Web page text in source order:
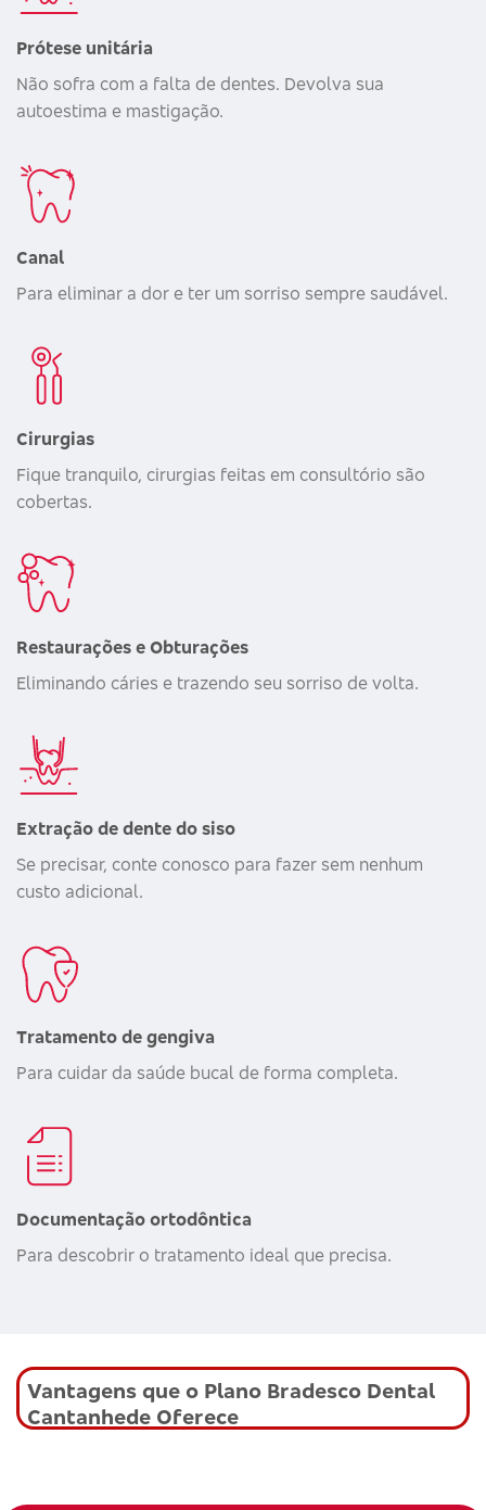
Prótese unitária
Não sofra com a falta de dentes. Devolva sua
autoestima e mastigação.
Canal
Para eliminar a dor e ter um sorriso sempre saudável.
Cirurgias
Fique tranquilo, cirurgias feitas em consultório são
cobertas.
Restaurações e Obturações
Eliminando cáries e trazendo seu sorriso de volta.
Extração de dente do siso
Se precisar, conte conosco para fazer sem nenhum
custo adicional.
Tratamento de gengiva
Para cuidar da saúde bucal de forma completa.
Documentação ortodôntica
Para descobrir o tratamento ideal que precisa.
Vantagens que o Plano Bradesco Dental
Cantanhede Oferece